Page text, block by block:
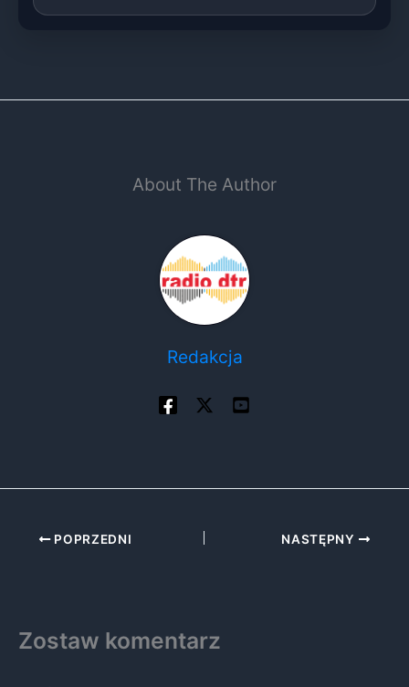
About The Author
Redakcja
POPRZEDNI NASTĘPNY
Zostaw komentarz